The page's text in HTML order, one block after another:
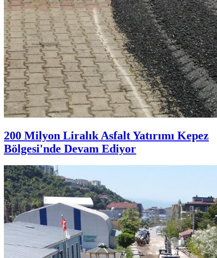
200 Milyon Liralık Asfalt Yatırımı Kepez
Bölgesi'nde Devam Ediyor